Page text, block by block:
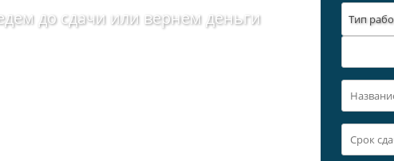
до сдачи или вернем деньги Тип